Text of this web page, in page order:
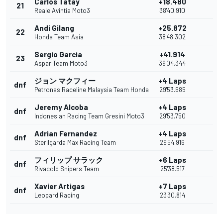
21
Reale Avintia Moto3 38'40.910
22 Andi Gilang
Honda Team Asia
+25.872
38'48.302
23 Sergio Garcia
Aspar Team Moto3
+41.914
39'04.344
dnf ジョン マクフィー
Petronas Raceline Malaysia Team Honda
+4 Laps
29'53.685
dnf Jeremy Alcoba
Indonesian Racing Team Gresini Moto3
+4 Laps
29'53.750
dnf Adrian Fernandez
Sterilgarda Max Racing Team
+4 Laps
29'54.916
dnf フィリップ サラック
Rivacold Snipers Team
+6 Laps
25'38.517
dnf Xavier Artigas
Leopard Racing
+7 Laps
23'30.814